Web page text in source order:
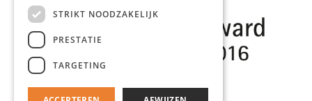
STRIKT NOODZAKELIJK
PRESTATIE
TARGETING